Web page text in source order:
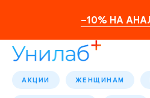
–10% НА
АКЦИИ ЖЕНЩИНАМ